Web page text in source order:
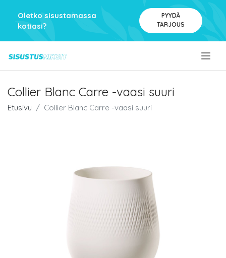
Oletko sisustamassa
kotiasi?
PYYDÄ
TARJOUS
Collier Blanc Carre -vaasi suuri
Etusivu Collier Blanc Carre -vaasi suuri